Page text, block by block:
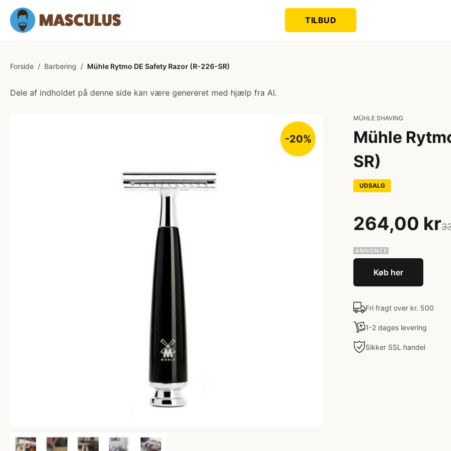
TILBUD
Forside / Barbering / Mühle Rytmo DE Safety Razor (R-226-SR)
Dele af indholdet på denne side kan være genereret med hjælp fra AI.
-20%
MÜHLE SHAVING
Mühle
SR)
UDSALG
264,00 kr
Køb her
Fri fragt over kr. 500
1-2 dages levering
Sikker SSL handel